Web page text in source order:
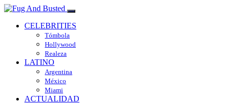
CELEBRITIES
Tómbola
Hollywood
Realeza
LATINO
Argentina
México
Miami
ACTUALIDAD